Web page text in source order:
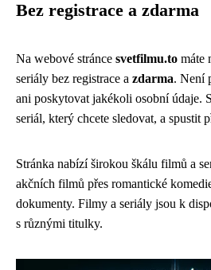
Bez registrace a zdarma
Na webové stránce svetfilmu.to máte
seriály bez registrace a zdarma. Není
ani poskytovat jakékoli osobní údaje.
seriál, který chcete sledovat, a spustit
Stránka nabízí širokou škálu filmů a
akčních filmů přes romantické
dokumenty. Filmy a seriály jsou k
s různými titulky.